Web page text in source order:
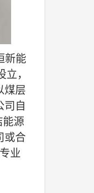
新能
，
煤层
司自
能源
或合
业